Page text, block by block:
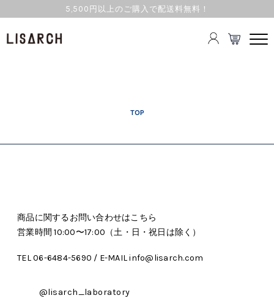
5,500円以上のご購入で配送料無料！
TOP
商品に関するお問い合わせはこちら
営業時間 10:00〜17:00（土・日・祝日は除く）
TEL 06-6484-5690 / E-MAIL info@lisarch.com
@lisarch_laboratory